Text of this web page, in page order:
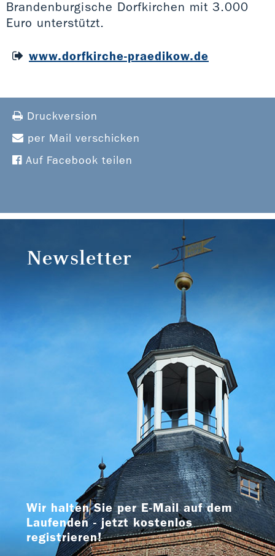
Brandenburgische Dorfkirchen mit 3.000
Euro unterstützt.
www.dorfkirche-praedikow.de
Druckversion
per Mail verschicken
Auf Facebook teilen
Newsletter
Wir halten Sie per E-Mail auf dem
Laufenden - jetzt kostenlos
registrieren!